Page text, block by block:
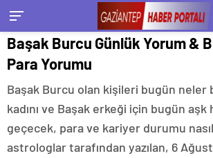
Başak Burcu Günlük Yorum &
Para Yorumu
Başak Burcu olan kişileri bugün neler
kadını ve Başak erkeği için bugün aşk
geçecek, para ve kariyer durumu
astrologlar tarafından yazılan, 6